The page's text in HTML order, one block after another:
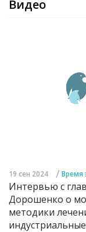
Видео
19 сен 2024 / Время
Интервью с
Дорошенко о
методики